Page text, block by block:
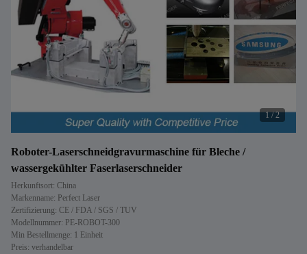
1/2
Roboter-Laserschneidgravurmaschine für Bleche /
wassergekühlter Faserlaserschneider
Herkunftsort: China
Markenname: Perfect Laser
Zertifizierung: CE / FDA / SGS / TUV
Modellnummer: PE-ROBOT-300
Min Bestellmenge: 1 Einheit
Preis: verhandelbar